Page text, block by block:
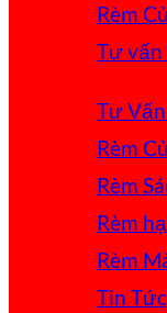
Rèm
Tư vấn
Tư
Rèm
Rèm
Rèm
Rèm
Tin Tức